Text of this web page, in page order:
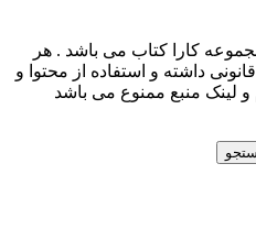
کارا کتاب می باشد . هر
داشته و استفاده از محتوا و
لینک منبع ممنوع می باشد